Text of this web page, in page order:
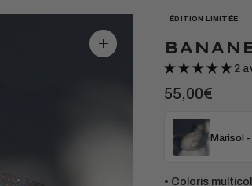
Agrandir
l'image
ÉDITION LIMITÉE
2
55,00€
Marisol
• Coloris